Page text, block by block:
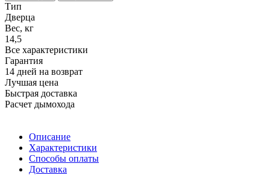
Тип
Дверца
Вес, кг
14,5
Все характеристики
Гарантия
14 дней на возврат
Лучшая цена
Быстрая доставка
Расчет дымохода
Описание
Характеристики
Способы оплаты
Доставка